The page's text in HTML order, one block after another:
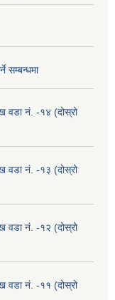
सम्बन्धमा
वडा नं. -१४ (दोस्रो
वडा नं. -१३ (दोस्रो
वडा नं. -१२ (दोस्रो
वडा नं. -११ (दोस्रो